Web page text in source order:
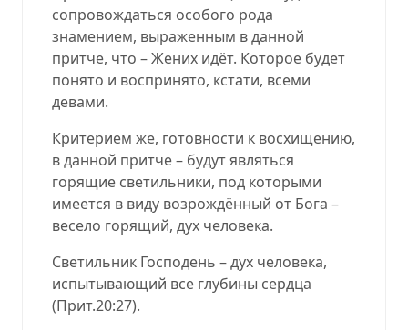
сопровождаться особого рода
знамением, выраженным в данной
притче, что – Жених идёт. Которое будет
понято и воспринято, кстати, всеми
девами.
Критерием же, готовности к восхищению,
в данной притче – будут являться
горящие светильники, под которыми
имеется в виду возрождённый от Бога –
весело горящий, дух человека.
Светильник Господень –дух человека,
испытывающий все глубины сердца
(Прит.20:27).